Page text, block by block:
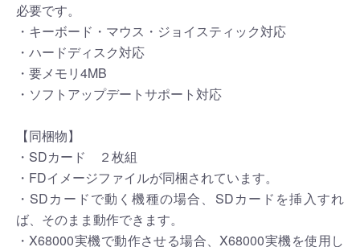
必要です。
・キーボード・マウス・ジョイスティック対応
・ハードディスク対応
・要メモリ4MB
・ソフトアップデートサポート対応
【同梱物】
・SDカード ２枚組
・FDイメージファイルが同梱されています。
・SDカードで動く機種の場合、SDカードを挿入すれ
ば、そのまま動作できます。
・X68000実機で動作させる場合、X68000実機を使用し